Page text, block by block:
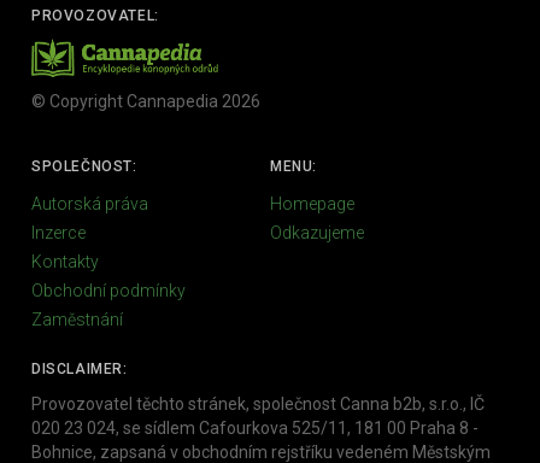
PROVOZOVATEL:
© Copyright Cannapedia 2026
SPOLEČNOST:
Autorská práva
Inzerce
Kontakty
Obchodní podmínky
Zaměstnání
MENU:
Homepage
Odkazujeme
DISCLAIMER:
Provozovatel těchto stránek, společnost Canna b2b, s.r.o., IČ
020 23 024, se sídlem Cafourkova 525/11, 181 00 Praha 8 -
Bohnice, zapsaná v obchodním rejstříku vedeném Městským